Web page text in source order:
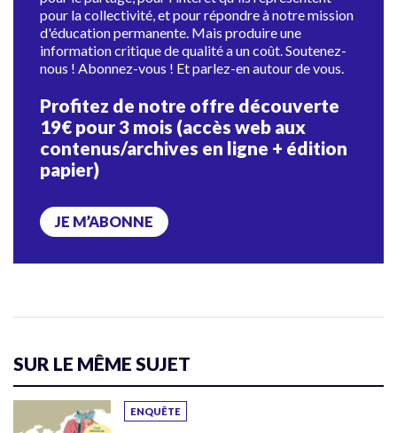
pour la collectivité, et pour répondre à notre mission
d'éducation permanente. Mais produire une
information critique de qualité a un coût. Soutenez-
nous ! Abonnez-vous ! Et parlez-en autour de vous.
Profitez de notre offre découverte
19€ pour 3 mois (accès web aux
contenus/archives en ligne + édition
papier)
JE M’ABONNE
SUR LE MÊME SUJET
ENQUÊTE